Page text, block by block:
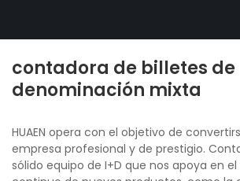
contadora de billetes de
denominación mixta
HUAEN opera con el objetivo de
empresa profesional y de prestigio.
sólido equipo de I+D que nos apoya en el